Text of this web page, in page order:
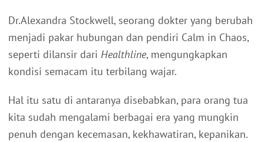
Dr.Alexandra Stockwell, seorang dokter yang berubah
menjadi pakar hubungan dan pendiri Calm in Chaos,
seperti dilansir dari Healthline, mengungkapkan
kondisi semacam itu terbilang wajar.
Hal itu satu di antaranya disebabkan, para orang tua
kita sudah mengalami berbagai era yang mungkin
penuh dengan kecemasan, kekhawatiran, kepanikan.